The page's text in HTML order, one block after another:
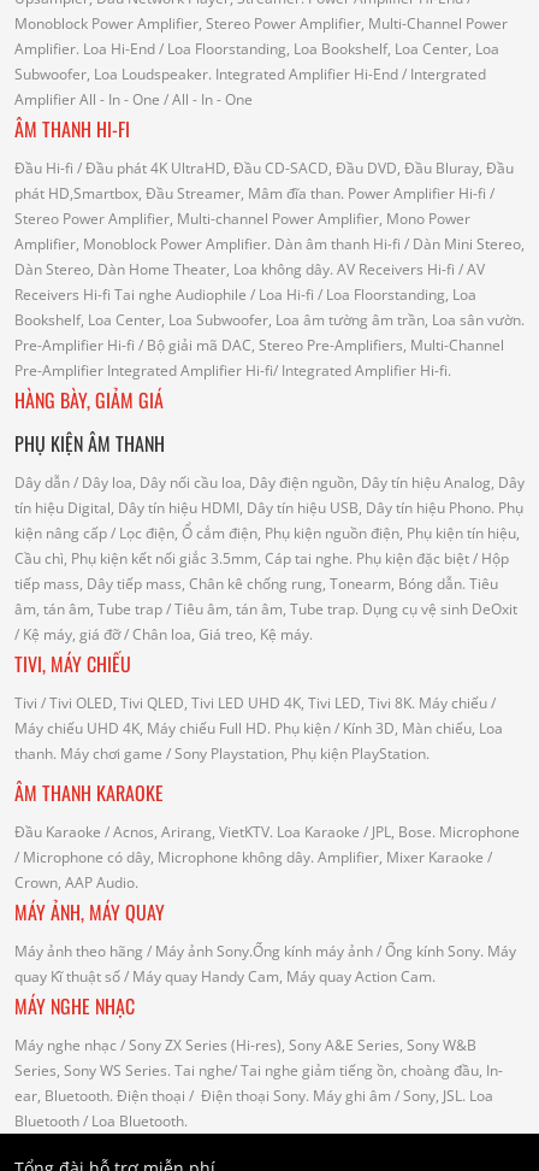
Monoblock Power Amplifier, Stereo Power Amplifier, Multi-Channel Power
Amplifier. Loa Hi-End/ Loa Floorstanding, Loa Bookshelf, Loa Center, Loa
Subwoofer, Loa Loudspeaker. Integrated Amplifier Hi-End/ Intergrated
AmplifierAll - In - One / All - In - One
ÂM THANH HI-FI
Đầu Hi-fi / Đầu phát 4K UltraHD, Đầu CD-SACD, Đầu DVD, Đầu Bluray, Đầu
phát HD,Smartbox, Đầu Streamer, Mâm đĩa than. Power Amplifier Hi-fi /
Stereo Power Amplifier, Multi-channel Power Amplifier, Mono Power
Amplifier, Monoblock Power Amplifier. Dàn âm thanh Hi-fi / Dàn Mini Stereo,
Dàn Stereo, Dàn Home Theater, Loa không dây. AV Receivers Hi-fi / AV
Receivers Hi-fi Tai nghe Audiophile / Loa Hi-fi / Loa Floorstanding, Loa
Bookshelf, Loa Center, Loa Subwoofer, Loa âm tường âm trần, Loa sân vườn.
Pre-Amplifier Hi-fi / Bộ giải mã DAC, Stereo Pre-Amplifiers, Multi-Channel
Pre-Amplifier Integrated Amplifier Hi-fi/ Integrated Amplifier Hi-fi.
HÀNG BÀY, GIẢM GIÁ
PHỤ KIỆN ÂM THANH
Dây dẫn/ Dây loa, Dây nối cầu loa, Dây điện nguồn, Dây tín hiệu Analog, Dây
tín hiệu Digital, Dây tín hiệu HDMI, Dây tín hiệu USB, Dây tín hiệu Phono. Phụ
kiện nâng cấp/ Lọc điện, Ổ cắm điện, Phụ kiện nguồn điện, Phụ kiện tín hiệu,
Cầu chì, Phụ kiện kết nối giắc 3.5mm, Cáp tai nghe. Phụ kiện đặc biệt/ Hộp
tiếp mass, Dây tiếp mass, Chân kê chống rung, Tonearm, Bóng dẫn. Tiêu
âm, tán âm, Tube trap/ Tiêu âm, tán âm, Tube trap. Dụng cụ vệ sinh DeOxit
/ Kệ máy, giá đỡ/ Chân loa, Giá treo, Kệ máy.
TIVI, MÁY CHIẾU
Tivi / Tivi OLED, Tivi QLED, Tivi LED UHD 4K, Tivi LED, Tivi 8K. Máy chiếu/
Máy chiếu UHD 4K, Máy chiếu Full HD. Phụ kiện/ Kính 3D, Màn chiếu, Loa
thanh. Máy chơi game / Sony Playstation, Phụ kiện PlayStation.
ÂM THANH KARAOKE
Đầu Karaoke / Acnos, Arirang, VietKTV. Loa Karaoke / JPL, Bose. Microphone
/ Microphone có dây, Microphone không dây. Amplifier, Mixer Karaoke /
Crown, AAP Audio.
MÁY ẢNH, MÁY QUAY
Máy ảnh theo hãng / Máy ảnh Sony.Ống kính máy ảnh / Ống kính Sony. Máy
quay Kĩ thuật số/ Máy quay Handy Cam, Máy quay Action Cam.
MÁY NGHE NHẠC
Máy nghe nhạc / Sony ZX Series (Hi-res), Sony A&E Series, Sony W&B
Series, Sony WS Series. Tai nghe/ Tai nghe giảm tiếng ồn, choàng đầu, In-
ear, Bluetooth. Điện thoại / Điện thoại Sony. Máy ghi âm / Sony, JSL. Loa
Bluetooth/ Loa Bluetooth.